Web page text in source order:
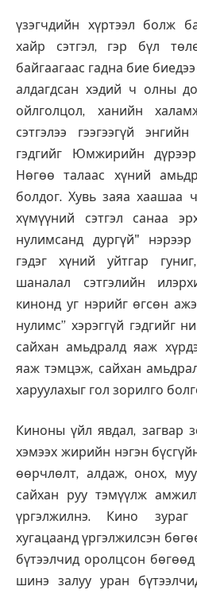
үзэгчдийн хүртээл болж
хайр сэтгэл, гэр бүл
байгаагаас гадна бие
алдагдсан хэдий ч олны
ойлголцол, ханийн
сэтгэлээ гээгээгүй
гэдгийг Юмжирийн
Нөгөө талаас хүний
болдог. Хувь заяа хаашаа
хүмүүний сэтгэл санаа
нулимсанд дургүй"
гэдэг хүний уйтгар
шаналал сэтгэлийн
кинонд уг нэрийг өгсөн
нулимс” хэрэггүй гэдгийг
сайхан амьдралд яаж
яаж тэмцэж, сайхан
харуулахыг гол зорилго
Киноны үйл явдал, загвар
хэмээх жирийн нэгэн
өөрчлөлт, алдаж, онох,
сайхан руу тэмүүлж
үргэлжилнэ. Кино
хугацаанд үргэлжилсэн
бүтээлчид оролцсон бөгөөд
шинэ залуу уран